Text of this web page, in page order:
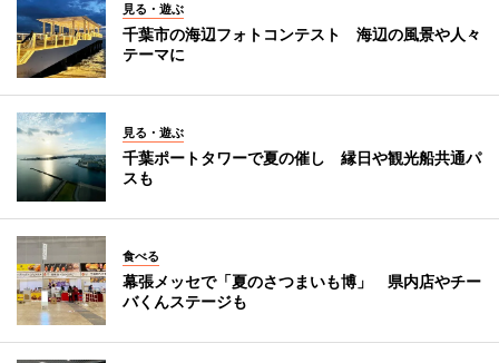
見る・遊ぶ
千葉市の海辺フォトコンテスト 海辺の風景や人々
テーマに
見る・遊ぶ
千葉ポートタワーで夏の催し 縁日や観光船共通パ
スも
食べる
幕張メッセで「夏のさつまいも博」 県内店やチー
バくんステージも